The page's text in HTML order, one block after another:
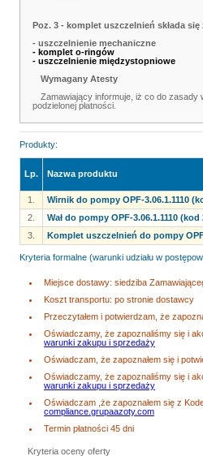
Poz. 3 - komplet uszczelnień składa się
- uszczelnienie mechaniczne
- komplet o-ringów
- uszczelnienie międzystopniowe
Wymagany Atesty
Zamawiający informuje, iż co do
podzielonej płatności.
Produkty:
Lp. Nazwa produktu
1. Wirnik do pompy OPF-3.06.1.1110
2. Wał do pompy OPF-3.06.1.1110 (kod
3. Komplet uszczelnień do pompy
Kryteria formalne (warunki udziału w
Miejsce dostawy: siedziba
Koszt transportu: po stronie dostawcy
Przeczytałem i potwierdzam, że
Oświadczamy, że zapoznaliśmy się i
warunki zakupu i sprzedaży
Oświadczam, że zapoznałem się i
Oświadczamy, że zapoznaliśmy się i
warunki zakupu i sprzedaży
Oświadczam ,że zapoznałem się z
compliance.grupaazoty.com
Termin płatności 45 dni
Kryteria oceny oferty